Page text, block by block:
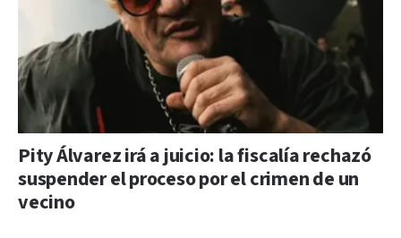
Pity Álvarez irá a juicio: la fiscalía rechazó
suspender el proceso por el crimen de un
vecino